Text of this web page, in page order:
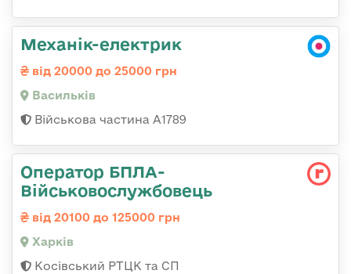
Механік-електрик
від 20000 до 25000 грн
Васильків
Військова частина А1789
Оператор БПЛА-
Військовослужбовець
від 20100 до 125000 грн
Харків
Косівський РТЦК та СП